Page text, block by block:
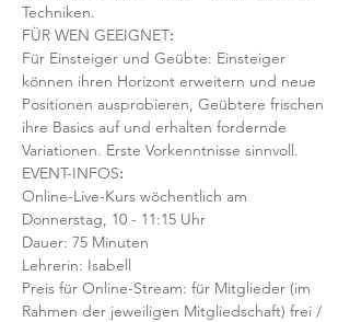
Techniken.
FÜR WEN GEEIGNET:
Für Einsteiger und Geübte: Einsteiger
können ihren Horizont erweitern und neue
Positionen ausprobieren, Geübtere frischen
ihre Basics auf und erhalten fordernde
Variationen. Erste Vorkenntnisse sinnvoll.
EVENT-INFOS:
Online-Live-Kurs wöchentlich am
Donnerstag, 10 - 11:15 Uhr
Dauer: 75 Minuten
Lehrerin: Isabell
Preis für Online-Stream: für Mitglieder (im
Rahmen der jeweiligen Mitgliedschaft) frei /